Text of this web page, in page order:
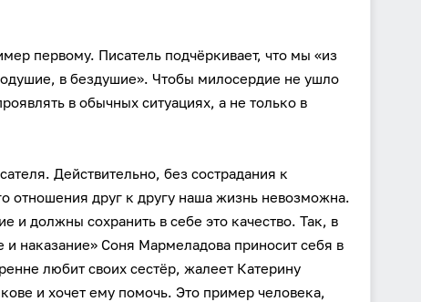
Регистрация
первому. Писатель подчёркивает, что мы «из
в бездушие». Чтобы милосердие не ушло
в обычных ситуациях, а не только в
Действительно, без сострадания к
отношения друг к другу наша жизнь невозможна.
и должны сохранить в себе это качество. Так, в
наказание» Соня Мармеладова приносит себя в
любит своих сестёр, жалеет Катерину
и хочет ему помочь. Это пример человека,